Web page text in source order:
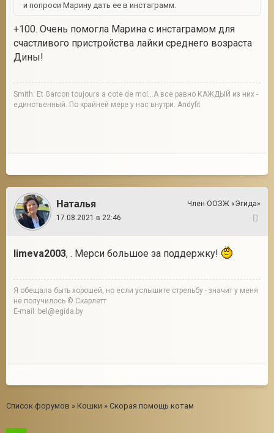
и попроси Марину дать ее в инстаграмм.
+100. Очень помогла Марина с инстаграмом для
счастливого пристройства лайки среднего возраста
Дины!
Smith. Et Garcon toujours a cote de moi...А все равно КАЖДЫЙ из них -
единственный. По крайней мере у нас внутри. Andyfit
Наталья
Член ООЗЖ «Эгида»
17.08.2021 в 22:46
limeva2003, . Мерси большое за поддержку!
Я обещала быть хорошей, но если услышите стрельбу - значит у меня
не получилось © Скарлетт
E-mail: bel@egida.by
Список форумов » Кошки » Скорая помощь котам